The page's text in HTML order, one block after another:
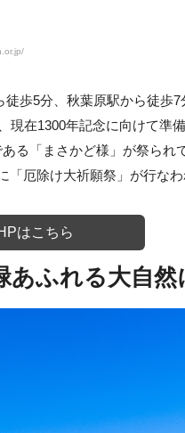
歩5分、秋葉原駅から徒歩7
現在1300年記念に向けて準
る「まさかど様」が祭られ
「厄除け大祈願祭」が行な
はこちら
あふれる大自